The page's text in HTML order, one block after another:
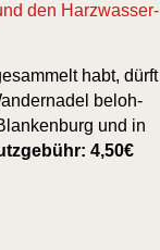
den Harz­was­ser­
habt, dürft
beloh­
und in
4,50€